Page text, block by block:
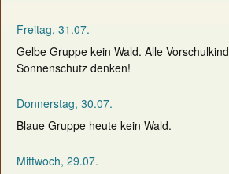
Freitag, 31.07.
Gelbe Gruppe kein Wald. Alle
Sonnenschutz denken!
Donnerstag, 30.07.
Blaue Gruppe heute kein Wald.
Mittwoch, 29.07.